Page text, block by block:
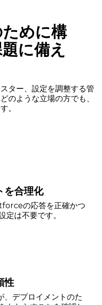
めに構
に備え
ター、設定を調整する管
のような立場の方でも、
。
を合理化
の応答を正確かつ
定は不要です。
性
デプロイメントのた